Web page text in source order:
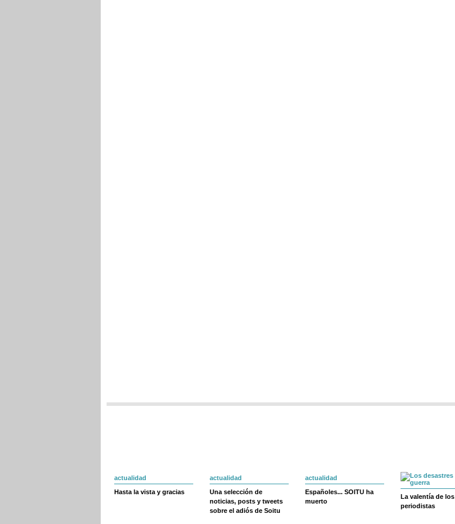
actualidad
Hasta la vista y gracias
actualidad
Una selección de
noticias, posts y tweets
sobre el adiós de Soitu
actualidad
Españoles... SOITU ha
muerto
La valentía de los
periodistas